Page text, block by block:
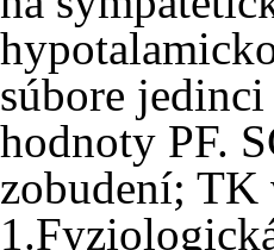
súbore
hodnoty PF.
zobudení;